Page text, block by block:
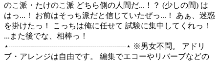
のこ派・たけのこ派 どちら側の人間だ...！？ (少しの間) は
はっ...！ お前はそっち派だと信じていたぜっ...！ あぁ、迷惑
を掛けたっ！ こっちは俺に任せて 試験に集中してくれっ！
...また後でな、相棒っ！
⋆┈┈┈┈┈┈┈┈┈┈┈┈┈┈┈⋆ ※男女不問。 アドリ
ブ・アレンジは自由です。 編集でエコーやリバーブなどの